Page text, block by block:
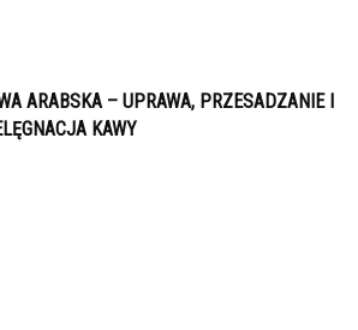
ARABSKA – UPRAWA, PRZESADZANIE I
KAWY